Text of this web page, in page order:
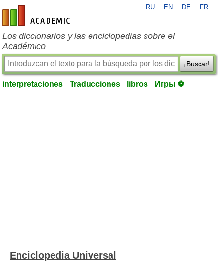
es-academic.com
RU EN DE FR
Los diccionarios y las enciclopedias sobre el
Académico
¡Buscar!
interpretaciones Traducciones libros Игры ⚽
Enciclopedia Universal